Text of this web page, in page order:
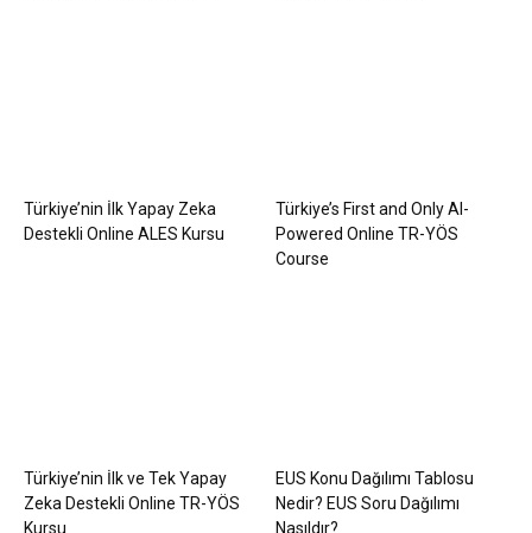
Türkiye’nin İlk Yapay Zeka
Destekli Online ALES Kursu
Türkiye’s First and Only AI-
Powered Online TR-YÖS
Course
Türkiye’nin İlk ve Tek Yapay
Zeka Destekli Online TR-YÖS
Kursu
EUS Konu Dağılımı Tablosu
Nedir? EUS Soru Dağılımı
Nasıldır?